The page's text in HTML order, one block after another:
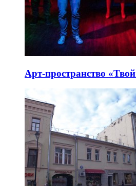
Арт-пространство «Твой